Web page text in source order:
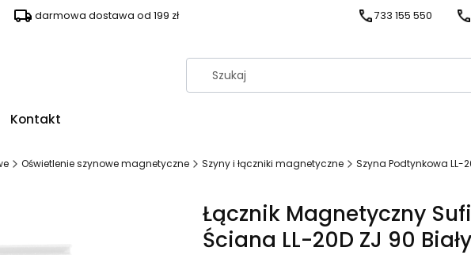
darmowa dostawa od 199 zł 733 155 550
Kontakt
Oświetlenie szynowe magnetyczne Szyny i łączniki magnetyczne Szyna Podtynkowa LL-
Łącznik Magnetyczny
Ściana LL-20D ZJ 90 Biały